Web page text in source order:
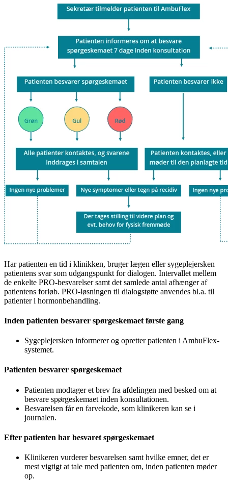
Har patienten en tid i klinikken, bruger lægen eller sygeplejersken
patientens svar som udgangspunkt for dialogen. Intervallet mellem
de enkelte PRO-besvarelser samt det samlede antal afhænger af
patientens forløb. PRO-løsningen til dialogstøtte anvendes bl.a. til
patienter i hormonbehandling.
Inden patienten besvarer spørgeskemaet første gang
Sygeplejersken informerer og opretter patienten i AmbuFlex-
systemet.
Patienten besvarer spørgeskemaet
Patienten modtager et brev fra afdelingen med besked om at
besvare spørgeskemaet inden konsultationen.
Besvarelsen får en farvekode, som klinikeren kan se i
journalen.
Efter patienten har besvaret spørgeskemaet
Klinikeren vurderer besvarelsen samt hvilke emner, det er
mest vigtigt at tale med patienten om, inden patienten møder
op.